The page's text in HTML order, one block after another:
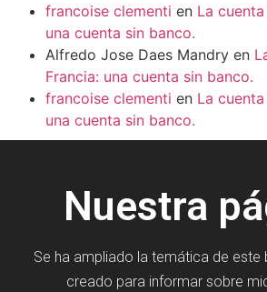
francoise clementi en La cuenta
una cuenta sin banco.
Alfredo Jose Daes Mandry en
Francia: una cuenta sin banco.
francoise clementi en La cuenta
una cuenta sin banco.
Nuestra
Se ha ampliado la temática de este
creado para informar sobre